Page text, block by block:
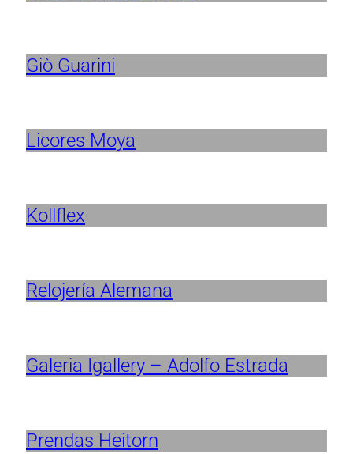
Giò Guarini
Licores Moya
Kollflex
Relojería Alemana
Galeria Igallery – Adolfo Estrada
Prendas Heitorn